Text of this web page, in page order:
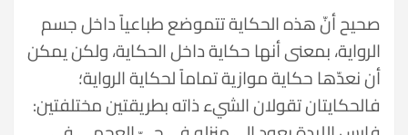
صحيح أنّ هذه الحكاية تتموضع طباعياً داخل جسم
الرواية، بمعنى أنها حكاية داخل الحكاية، ولكن يمكن
أن نعدّها حكاية موازية تماماً لحكاية الرواية؛
فالحكايتان تقولان الشيء ذاته بطريقتين مختلفتين: